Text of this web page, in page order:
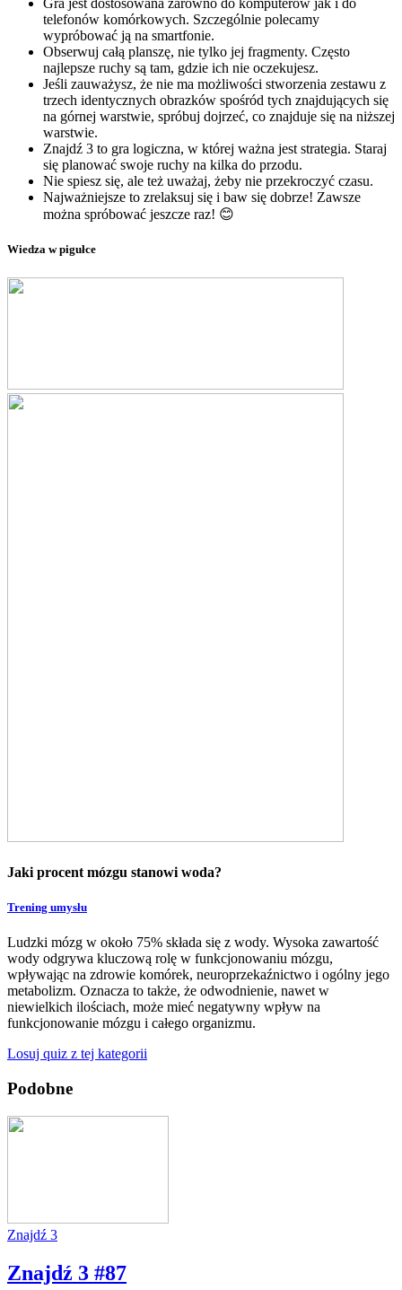
Gra jest dostosowana zarówno do komputerów jak i do
telefonów komórkowych. Szczególnie polecamy
wypróbować ją na smartfonie.
Obserwuj całą planszę, nie tylko jej fragmenty. Często
najlepsze ruchy są tam, gdzie ich nie oczekujesz.
Jeśli zauważysz, że nie ma możliwości stworzenia zestawu z
trzech identycznych obrazków spośród tych znajdujących się
na górnej warstwie, spróbuj dojrzeć, co znajduje się na niższej
warstwie.
Znajdź 3 to gra logiczna, w której ważna jest strategia. Staraj
się planować swoje ruchy na kilka do przodu.
Nie spiesz się, ale też uważaj, żeby nie przekroczyć czasu.
Najważniejsze to zrelaksuj się i baw się dobrze! Zawsze
można spróbować jeszcze raz! 😊
Wiedza w pigułce
Jaki procent mózgu stanowi woda?
Trening umysłu
Ludzki mózg w około 75% składa się z wody. Wysoka zawartość
wody odgrywa kluczową rolę w funkcjonowaniu mózgu,
wpływając na zdrowie komórek, neuroprzekaźnictwo i ogólny jego
metabolizm. Oznacza to także, że odwodnienie, nawet w
niewielkich ilościach, może mieć negatywny wpływ na
funkcjonowanie mózgu i całego organizmu.
Losuj quiz z tej kategorii
Podobne
Znajdź 3
Znajdź 3 #87